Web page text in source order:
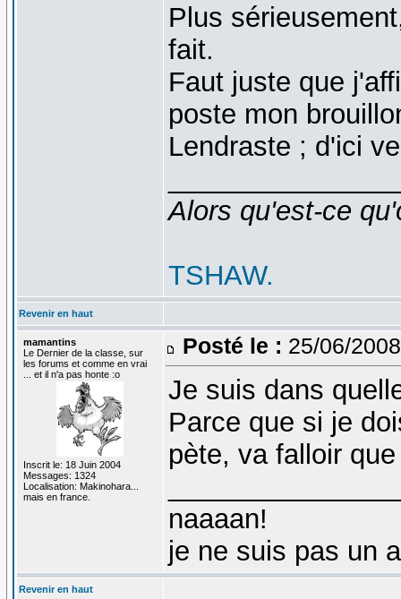
Plus
fait.
Faut juste que
poste mon
Lendraste ; d'ici
Alors qu'est-ce
TSHAW.
Revenir en haut
mamantins
Le Dernier de la classe, sur
les forums et comme en vrai
... et il n'a pas honte :o
Inscrit le: 18 Juin 2004
Messages: 1324
Localisation: Makinohara...
mais en france.
Posté le : 25/06/
Je suis dans
Parce que si je
pète, va falloir
naaaan!
je ne suis pas un
Revenir en haut